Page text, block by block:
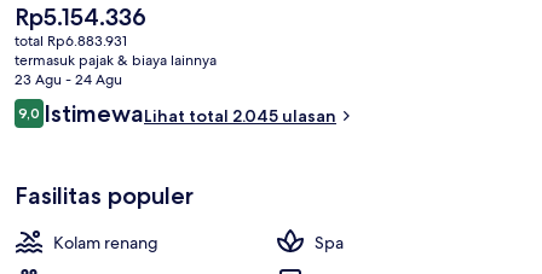
Harga
saat
ini
Rp5.154.336
Rp5.154.336
total Rp6.883.931
termasuk pajak & biaya lainnya
23 Agu - 24 Agu
Ulasan
9,09,0 dari 10
IstimewaLihat total 2.045 ulasan
Fasilitas populer
Kolam renang
Spa